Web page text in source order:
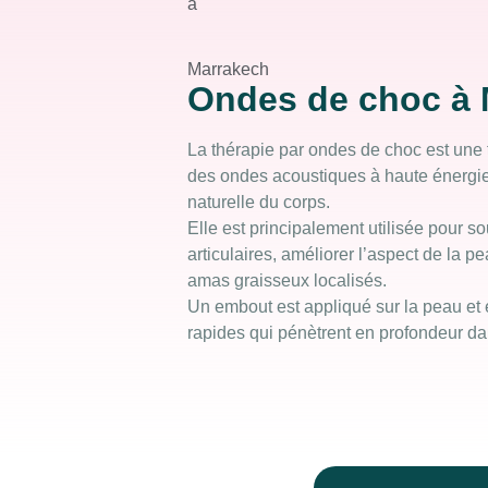
Ondes de choc à
La thérapie par ondes de choc est
des ondes acoustiques à haute
naturelle du corps.
Elle est principalement utilisée pour
articulaires, améliorer l’aspect de la
amas graisseux localisés.
Un embout est appliqué sur la peau
rapides qui pénètrent en profondeur